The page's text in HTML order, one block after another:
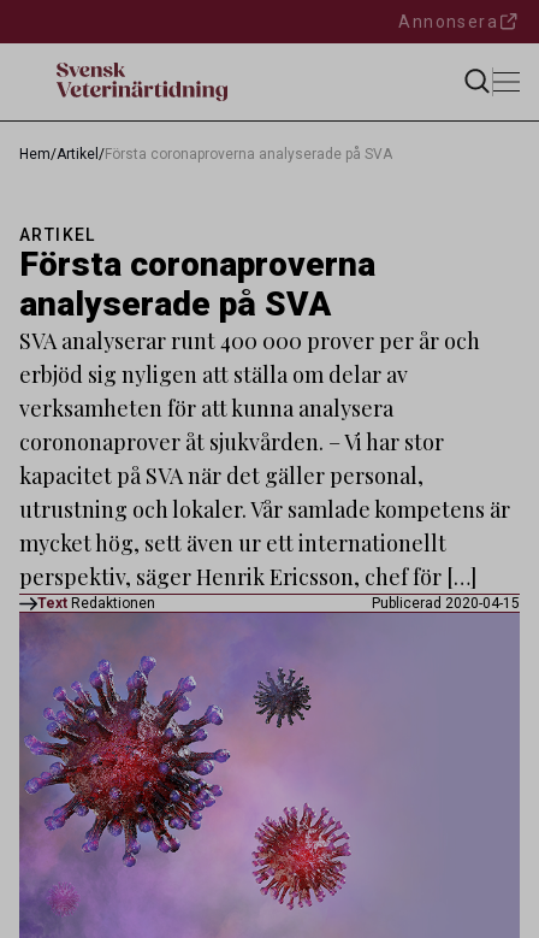
Annonsera
Hem/Artikel /Första coronaproverna analyserade på SVA
ARTIKEL
Första coronaproverna
analyserade på SVA
SVA analyserar runt 400 000 prover per år och
erbjöd sig nyligen att ställa om delar av
verksamheten för att kunna analysera
corononaprover åt sjukvården. – Vi har stor
kapacitet på SVA när det gäller personal,
utrustning och lokaler. Vår samlade kompetens är
mycket hög, sett även ur ett internationellt
perspektiv, säger Henrik Ericsson, chef för […]
Text Redaktionen Publicerad 2020-04-15